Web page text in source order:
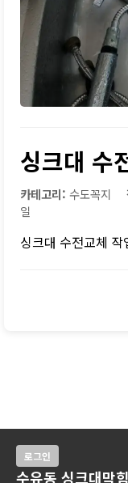
싱크대 수
카테고리: 수도꼭지
일
싱크대 수전교체 작
로그인
수유동 싱크대막힘